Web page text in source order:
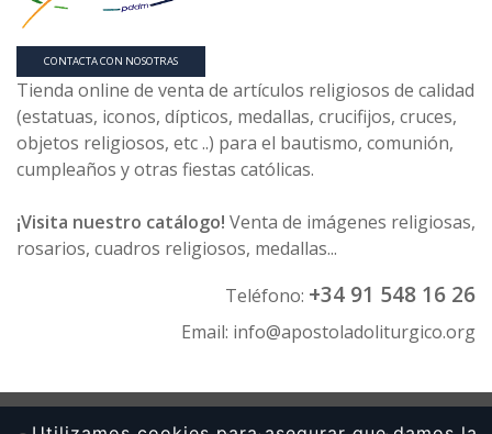
CONTACTA CON NOSOTRAS
Tienda online de venta de artículos religiosos de calidad
(estatuas, iconos, dípticos, medallas, crucifijos, cruces,
objetos religiosos, etc ..) para el bautismo, comunión,
cumpleaños y otras fiestas católicas.
¡Visita nuestro catálogo! Venta de imágenes religiosas,
rosarios, cuadros religiosos, medallas...
Teléfono: +34 91 548 16 26
Email: info@apostoladoliturgico.org